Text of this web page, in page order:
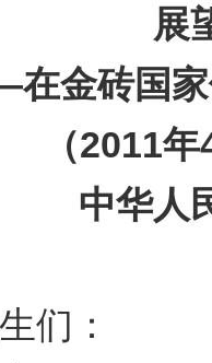
展
砖国家领
2011年4
中华人民
们：